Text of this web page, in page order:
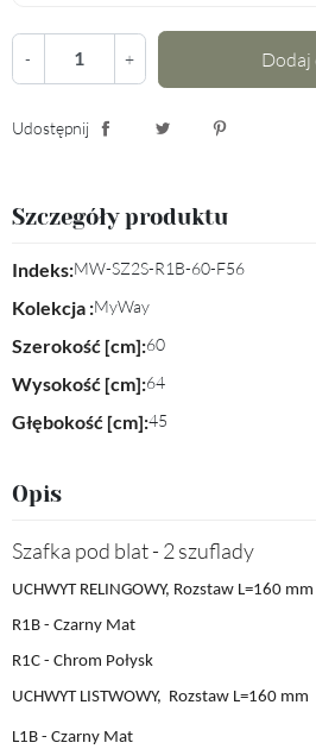
- + Dodaj
Udostępnij
Szczegóły produktu
Indeks:MW-SZ2S-R1B-60-F56
Kolekcja :MyWay
Szerokość [cm]:60
Wysokość [cm]:64
Głębokość [cm]:45
Opis
Szafka pod blat - 2 szuflady
UCHWYT RELINGOWY, Rozstaw L=160 mm
R1B - Czarny Mat
R1C - Chrom Połysk
UCHWYT LISTWOWY, Rozstaw L=160 mm
L1B - Czarny Mat